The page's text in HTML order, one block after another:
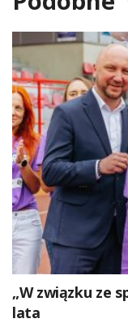
„W związku ze
lata